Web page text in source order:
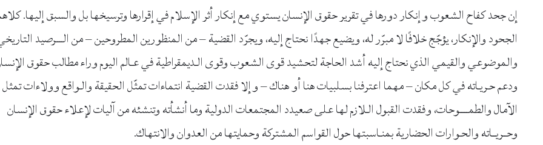
إن جحد كفاح الشعوب وإنكار دورها في تقرير حقوق الإنسان يستوي مع إنكار أثر الإسلام في إقرارها وترسيخها بل والسبق إليها.
الجحود والإنكار، يؤجّج خلافًا لا مبرّر له، ويضيع جهدًا نحتاج إليه، ويجرّد القضية – من المنظورين المطروحين – من الــــرصيد
والموضوعي والقيمي الذي نحتاج إليه أشد الحاجة لتحشيد قوى الشعوب وقوى الـديمقراطية في عـالم اليوم وراء مطالب حقوق
ودعم حـريـاته في كل مكان – مهما اعترفنا بسلبيات هنا أو هناك – وإلا فقدت القضية انتماءات تمثّل الحقيقة والـواقع وولاءات تمثل
الآمال والطمـــــوحات، وفقدت القبول الـلازم لها على صعيدد المجتمعات الدولية وما أنشأته وتنشئه من آليات لإعلاء حقوق الإنسان
وحــريــاته والحـوارات الحضارية بمنـاسبتها حول القواسم المشتركة وحمايتها من العدوان والانتهاك.